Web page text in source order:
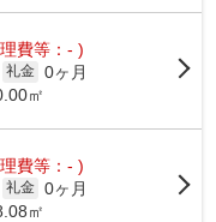
費等：- )
礼金 0ヶ月
㎡
費等：- )
礼金 0ヶ月
㎡